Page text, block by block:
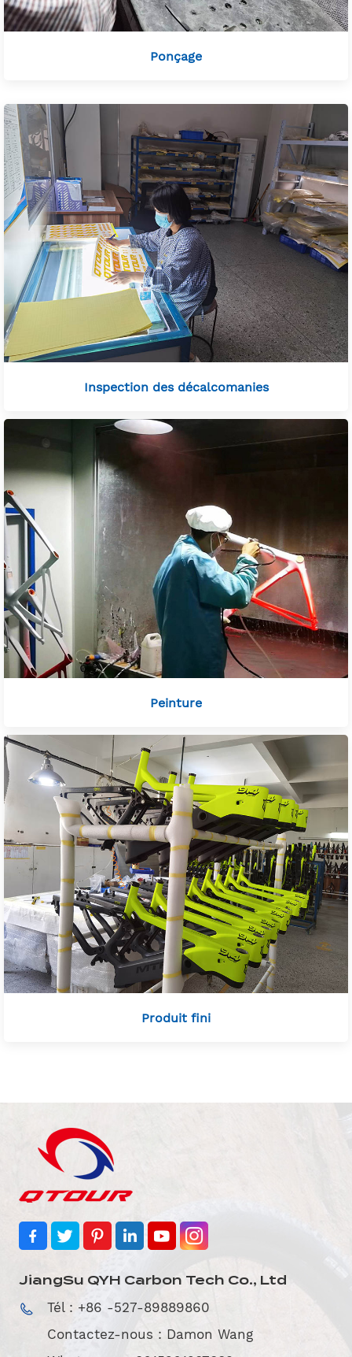
Ponçage
Inspection des décalcomanies
Peinture
Produit fini
JiangSu QYH Carbon Tech Co., Ltd
Tél : +86 -527-89889860
Contactez-nous : Damon Wang